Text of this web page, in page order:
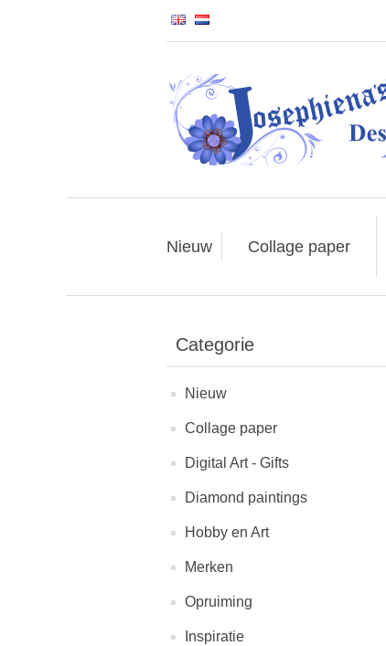
Nieuw Collage paper
Categorie
Nieuw
Collage paper
Digital Art - Gifts
Diamond paintings
Hobby en Art
Merken
Opruiming
Inspiratie